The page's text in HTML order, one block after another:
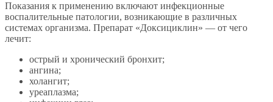
Показания к применению включают инфекционные
воспалительные патологии, возникающие в различных
системах организма. Препарат «Доксициклин» — от чего
лечит:
острый и хронический бронхит;
ангина;
холангит;
уреаплазма;